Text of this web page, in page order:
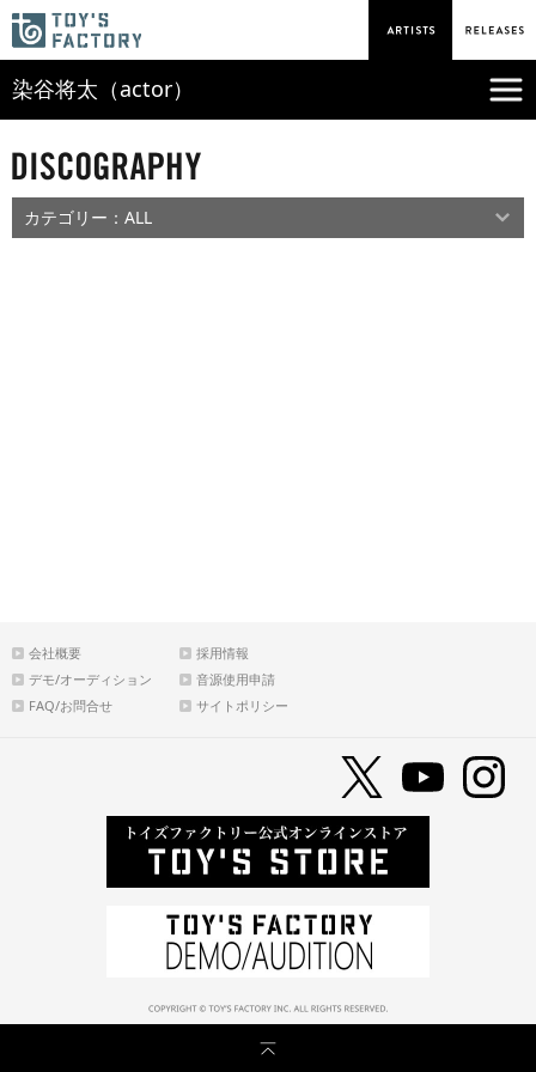
染谷将太（actor）
会社概要
採用情報
デモ/オーディション
音源使用申請
FAQ/お問合せ
サイトポリシー